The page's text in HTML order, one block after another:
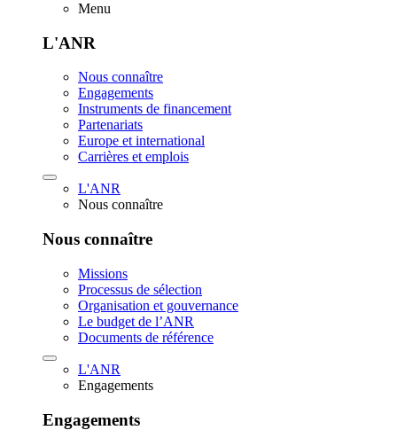
Menu
L'ANR
Nous connaître
Engagements
Instruments de financement
Partenariats
Europe et international
Carrières et emplois
L'ANR
Nous connaître
Nous connaître
Missions
Processus de sélection
Organisation et gouvernance
Le budget de l’ANR
Documents de référence
L'ANR
Engagements
Engagements